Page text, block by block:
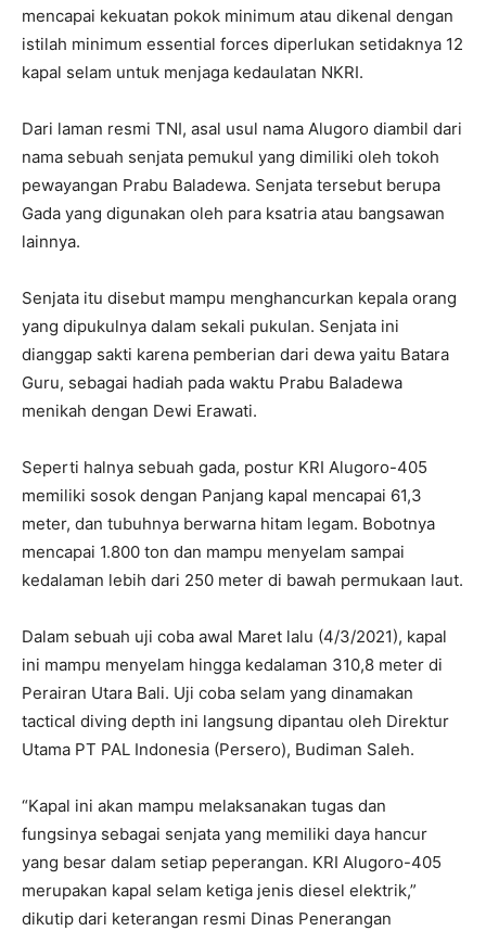
mencapai kekuatan pokok minimum atau dikenal dengan
istilah minimum essential forces diperlukan setidaknya 12
kapal selam untuk menjaga kedaulatan NKRI.
Dari laman resmi TNI, asal usul nama Alugoro diambil dari
nama sebuah senjata pemukul yang dimiliki oleh tokoh
pewayangan Prabu Baladewa. Senjata tersebut berupa
Gada yang digunakan oleh para ksatria atau bangsawan
lainnya.
Senjata itu disebut mampu menghancurkan kepala orang
yang dipukulnya dalam sekali pukulan. Senjata ini
dianggap sakti karena pemberian dari dewa yaitu Batara
Guru, sebagai hadiah pada waktu Prabu Baladewa
menikah dengan Dewi Erawati.
Seperti halnya sebuah gada, postur KRI Alugoro-405
memiliki sosok dengan Panjang kapal mencapai 61,3
meter, dan tubuhnya berwarna hitam legam. Bobotnya
mencapai 1.800 ton dan mampu menyelam sampai
kedalaman lebih dari 250 meter di bawah permukaan laut.
Dalam sebuah uji coba awal Maret lalu (4/3/2021), kapal
ini mampu menyelam hingga kedalaman 310,8 meter di
Perairan Utara Bali. Uji coba selam yang dinamakan
tactical diving depth ini langsung dipantau oleh Direktur
Utama PT PAL Indonesia (Persero), Budiman Saleh.
“Kapal ini akan mampu melaksanakan tugas dan
fungsinya sebagai senjata yang memiliki daya hancur
yang besar dalam setiap peperangan. KRI Alugoro-405
merupakan kapal selam ketiga jenis diesel elektrik,”
dikutip dari keterangan resmi Dinas Penerangan